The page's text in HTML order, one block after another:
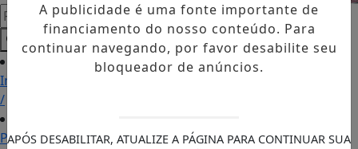
Pesquisar Notícia
Início
/
Podcasts
A publicidade é uma fonte importante de
financiamento do nosso conteúdo. Para
continuar navegando, por favor desabilite seu
bloqueador de anúncios.
APÓS DESABILITAR, ATUALIZE A PÁGINA PARA CONTINUAR SUA